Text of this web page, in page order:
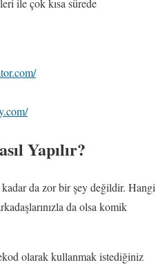
ile çok kısa sürede
Yapılır?
da zor bir şey değildir. Hangi
da olsa komik
olarak kullanmak istediğiniz